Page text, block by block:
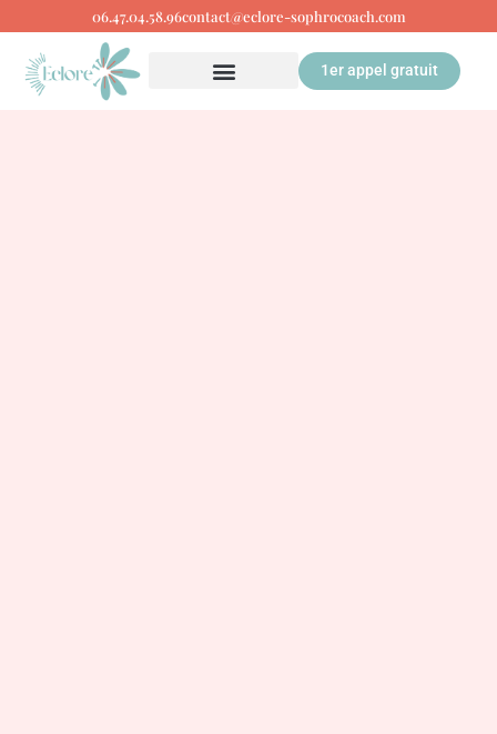
06.47.04.58.96contact@eclore-sophrocoach.com
1er appel gratuit